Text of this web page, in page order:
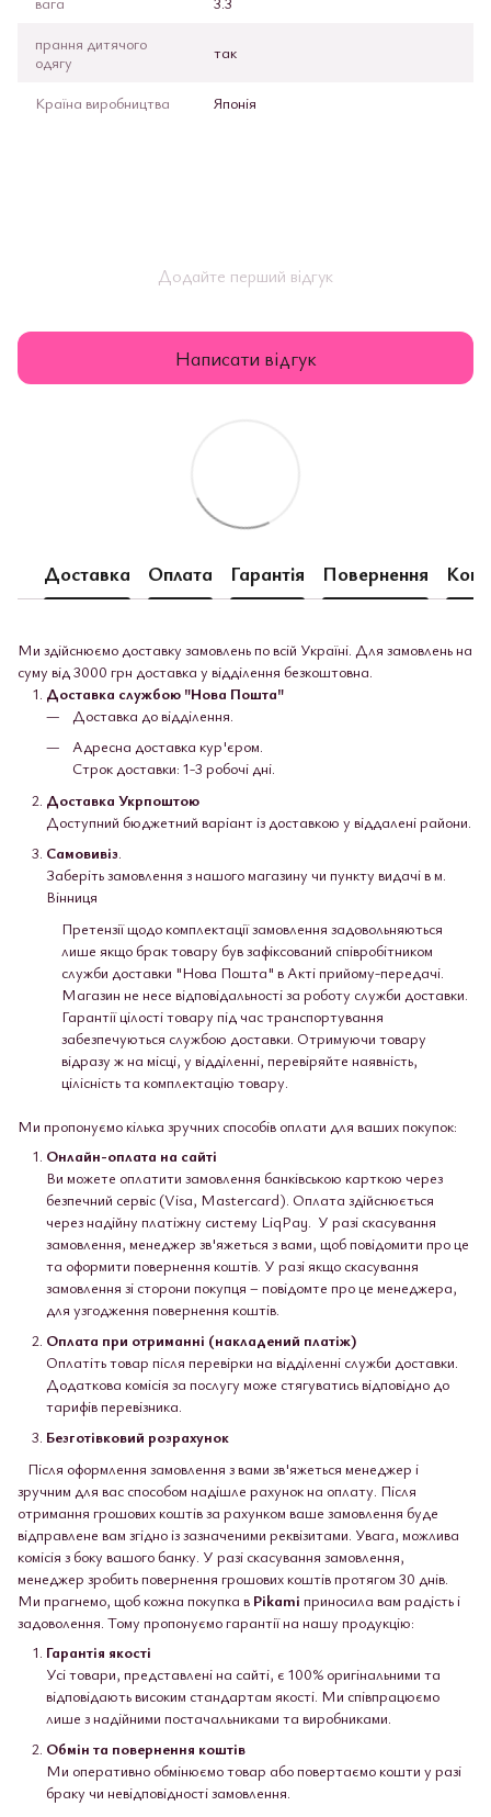
прання дитячого
одягу
так
Країна виробництва Японія
Додайте перший відгук
Написати відгук
Доставка Оплата Гарантія Повернення
Ми здійснюємо доставку замовлень по всій Україні. Для замовлень на
суму від 3000 грн доставка у відділення безкоштовна.
Доставка службою "Нова Пошта"
Доставка до відділення.
Адресна доставка кур'єром.
Строк доставки: 1-3 робочі дні.
Доставка Укрпоштою
Доступний бюджетний варіант із доставкою у віддалені райони.
Самовивіз.
Заберіть замовлення з нашого магазину чи пункту видачі в м.
Вінниця
Претензії щодо комплектації замовлення задовольняються
лише якщо брак товару був зафіксований співробітником
служби доставки "Нова Пошта" в Акті прийому-передачі.
Магазин не несе відповідальності за роботу служби доставки.
Гарантії цілості товару під час транспортування
забезпечуються службою доставки. Отримуючи товару
відразу ж на місці, у відділенні, перевіряйте наявність,
цілісність та комплектацію товару.
Ми пропонуємо кілька зручних способів оплати для ваших покупок:
Онлайн-оплата на сайті
Ви можете оплатити замовлення банківською карткою через
безпечний сервіс (Visa, Mastercard). Оплата здійснюється
через надійну платіжну систему LiqPay. У разі скасування
замовлення, менеджер зв'яжеться з вами, щоб повідомити про це
та оформити повернення коштів. У разі якщо скасування
замовлення зі сторони покупця – повідомте про це менеджера,
для узгодження повернення коштів.
Оплата при отриманні (накладений платіж)
Оплатіть товар після перевірки на відділенні служби доставки.
Додаткова комісія за послугу може стягуватись відповідно до
тарифів перевізника.
Безготівковий розрахунок
Після оформлення замовлення з вами зв'яжеться менеджер і
зручним для вас способом надішле рахунок на оплату. Після
отримання грошових коштів за рахунком ваше замовлення буде
відправлене вам згідно із зазначеними реквізитами. Увага, можлива
комісія з боку вашого банку. У разі скасування замовлення,
менеджер зробить повернення грошових коштів протягом 30 днів.
Ми прагнемо, щоб кожна покупка в Pikami приносила вам радість і
задоволення. Тому пропонуємо гарантії на нашу продукцію:
Гарантія якості
Усі товари, представлені на сайті, є 100% оригінальними та
відповідають високим стандартам якості. Ми співпрацюємо
лише з надійними постачальниками та виробниками.
Обмін та повернення коштів
Ми оперативно обмінюємо товар або повертаємо кошти у разі
браку чи невідповідності замовлення.